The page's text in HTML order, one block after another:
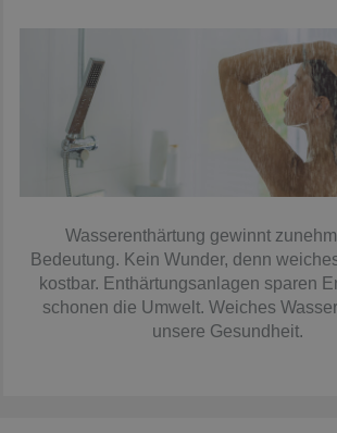
Wasserenthärtung gewinnt
Bedeutung. Kein Wunder, denn
kostbar. Enthärtungsanlagen sparen
schonen die Umwelt. Weiches
unsere Gesundheit.